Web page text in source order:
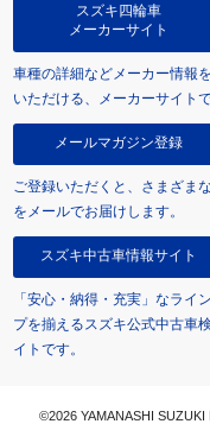
スズキ四輪車
メーカーサイト
車種の詳細などメーカー情報
いただける、メーカーサイトで
メールマガジン登録
ご登録いただくと、さまざま
をメールでお届けします。
スズキ中古車情報サイト
「安心・納得・充実」なライ
プを揃えるスズキ公式中古車
イトです。
©2026 YAMANASHI